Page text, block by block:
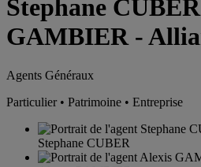
Stephane
GAMBIER -
Agents Généraux
Particulier • Patrimoine • Entreprise
Stephane CUBER